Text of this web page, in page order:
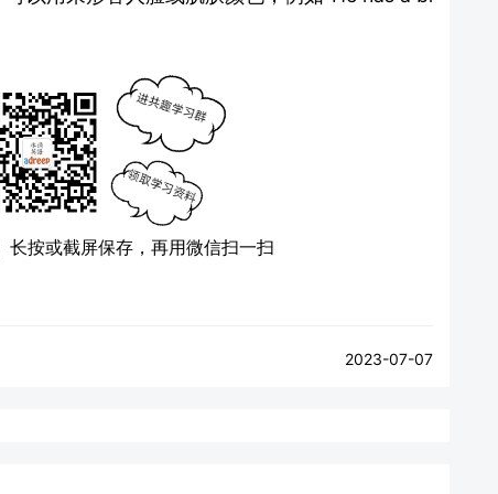
长按或截屏保存，再用微信扫一扫
2023-07-07